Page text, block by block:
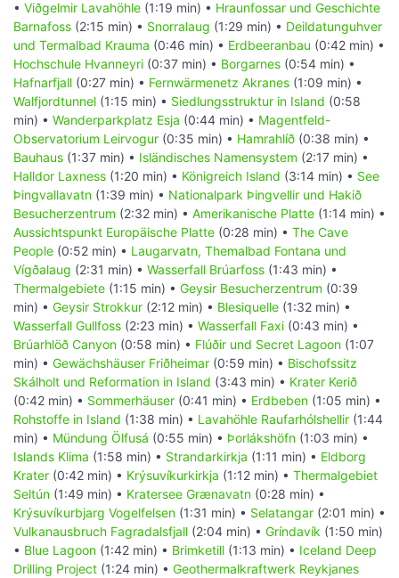
• Viðgelmir Lavahöhle (1:19 min) • Hraunfossar und Geschichte
Barnafoss (2:15 min) • Snorralaug (1:29 min) • Deildatunguhver
und Termalbad Krauma (0:46 min) • Erdbeeranbau (0:42 min) •
Hochschule Hvanneyri (0:37 min) • Borgarnes (0:54 min) •
Hafnarfjall (0:27 min) • Fernwärmenetz Akranes (1:09 min) •
Walfjordtunnel (1:15 min) • Siedlungsstruktur in Island (0:58
min) • Wanderparkplatz Esja (0:44 min) • Magentfeld-
Observatorium Leirvogur (0:35 min) • Hamrahlíð (0:38 min) •
Bauhaus (1:37 min) • Isländisches Namensystem (2:17 min) •
Halldor Laxness (1:20 min) • Königreich Island (3:14 min) • See
Þingvallavatn (1:39 min) • Nationalpark Þingvellir und Hakið
Besucherzentrum (2:32 min) • Amerikanische Platte (1:14 min) •
Aussichtspunkt Europäische Platte (0:28 min) • The Cave
People (0:52 min) • Laugarvatn, Themalbad Fontana und
Vígðalaug (2:31 min) • Wasserfall Brúarfoss (1:43 min) •
Thermalgebiete (1:15 min) • Geysir Besucherzentrum (0:39
min) • Geysir Strokkur (2:12 min) • Blesiquelle (1:32 min) •
Wasserfall Gullfoss (2:23 min) • Wasserfall Faxi (0:43 min) •
Brúarhlöð Canyon (0:58 min) • Flúðir und Secret Lagoon (1:07
min) • Gewächshäuser Friðheimar (0:59 min) • Bischofssitz
Skálholt und Reformation in Island (3:43 min) • Krater Kerið
(0:42 min) • Sommerhäuser (0:41 min) • Erdbeben (1:05 min) •
Rohstoffe in Island (1:38 min) • Lavahöhle Raufarhólshellir (1:44
min) • Mündung Ölfusá (0:55 min) • Þorlákshöfn (1:03 min) •
Islands Klima (1:58 min) • Strandarkirkja (1:11 min) • Eldborg
Krater (0:42 min) • Krýsuvíkurkirkja (1:12 min) • Thermalgebiet
Seltún (1:49 min) • Kratersee Grænavatn (0:28 min) •
Krýsuvíkurbjarg Vogelfelsen (1:31 min) • Selatangar (2:01 min) •
Vulkanausbruch Fagradalsfjall (2:04 min) • Gríndavík (1:50 min)
• Blue Lagoon (1:42 min) • Brimketill (1:13 min) • Iceland Deep
Drilling Project (1:24 min) • Geothermalkraftwerk Reykjanes